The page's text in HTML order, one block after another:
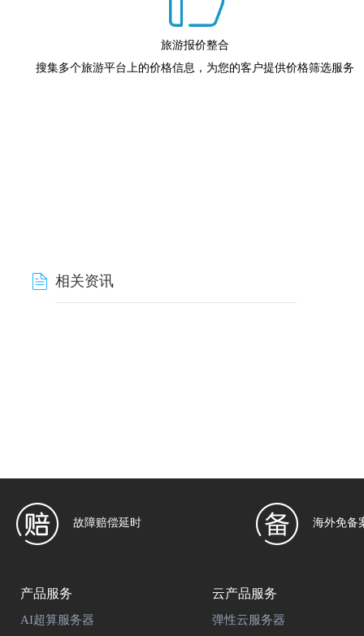
旅游报价整合
搜集多个旅游平台上的价格信息，为您的客户提供价格筛选服务
相关资讯
故障赔偿延时 海外免备
产品服务
AI超算服务器
云产品服务
弹性云服务器